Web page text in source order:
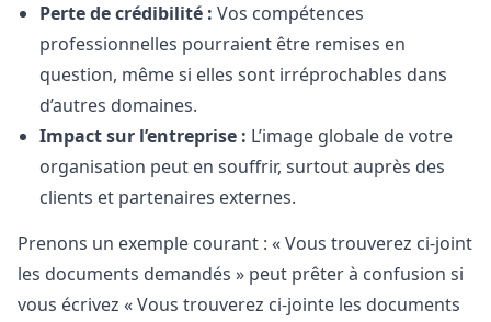
Perte de crédibilité : Vos compétences
professionnelles pourraient être remises en
question, même si elles sont irréprochables dans
d’autres domaines.
Impact sur l’entreprise : L’image globale de votre
organisation peut en souffrir, surtout auprès des
clients et partenaires externes.
Prenons un exemple courant : « Vous trouverez ci-joint
les documents demandés » peut prêter à confusion si
vous écrivez « Vous trouverez ci-jointe les documents